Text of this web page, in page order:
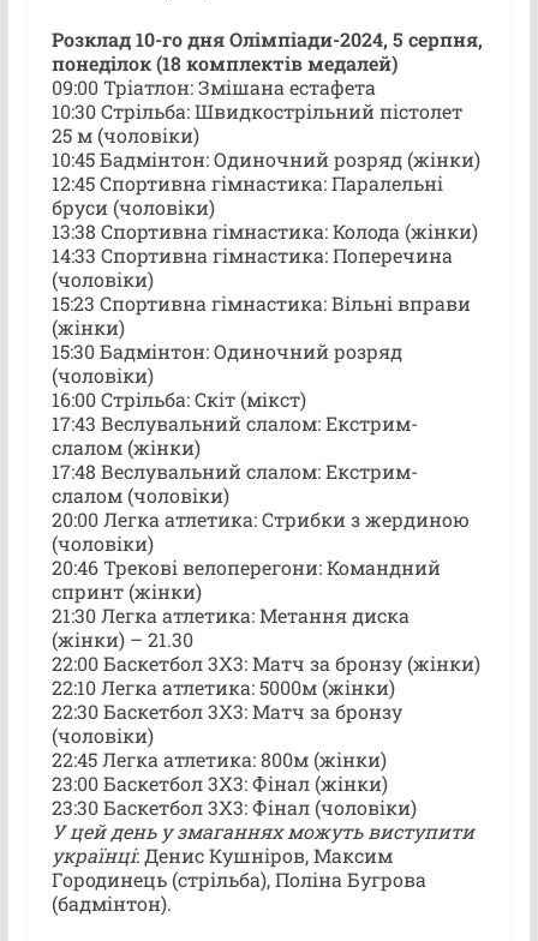
Розклад 10-го дня Олімпіади-2024, 5 серпня,
понеділок (18 комплектів медалей)
09:00 Тріатлон: Змішана естафета
10:30 Стрільба: Швидкострільний пістолет
25 м (чоловіки)
10:45 Бадмінтон: Одиночний розряд (жінки)
12:45 Спортивна гімнастика: Паралельні
бруси (чоловіки)
13:38 Спортивна гімнастика: Колода (жінки)
14:33 Спортивна гімнастика: Поперечина
(чоловіки)
15:23 Спортивна гімнастика: Вільні вправи
(жінки)
15:30 Бадмінтон: Одиночний розряд
(чоловіки)
16:00 Стрільба: Скіт (мікст)
17:43 Веслувальний слалом: Екстрим-
слалом (жінки)
17:48 Веслувальний слалом: Екстрим-
слалом (чоловіки)
20:00 Легка атлетика: Стрибки з жердиною
(чоловіки)
20:46 Трекові велоперегони: Командний
спринт (жінки)
21:30 Легка атлетика: Метання диска
(жінки) – 21.30
22:00 Баскетбол 3X3: Матч за бронзу (жінки)
22:10 Легка атлетика: 5000м (жінки)
22:30 Баскетбол 3X3: Матч за бронзу
(чоловіки)
22:45 Легка атлетика: 800м (жінки)
23:00 Баскетбол 3X3: Фінал (жінки)
23:30 Баскетбол 3X3: Фінал (чоловіки)
У цей день у змаганнях можуть виступити
українці: Денис Кушніров, Максим
Городинець (стрільба), Поліна Бугрова
(бадмінтон).